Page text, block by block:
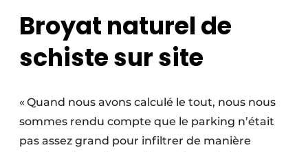
Broyat naturel de
schiste sur site
« Quand nous avons calculé le tout, nous nous
sommes rendu compte que le parking n’était
pas assez grand pour infiltrer de manière